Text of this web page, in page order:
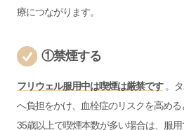
療につながります。
①禁煙する
フリウェル服用中は喫煙は厳禁です。タ
へ負担をかけ、血栓症のリスクを高める
35歳以上で喫煙本数が多い場合は、服